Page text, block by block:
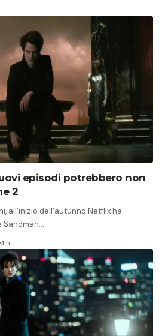
episodi potrebbero non
2
all'inizio dell'autunno Netflix ha
Sandman…